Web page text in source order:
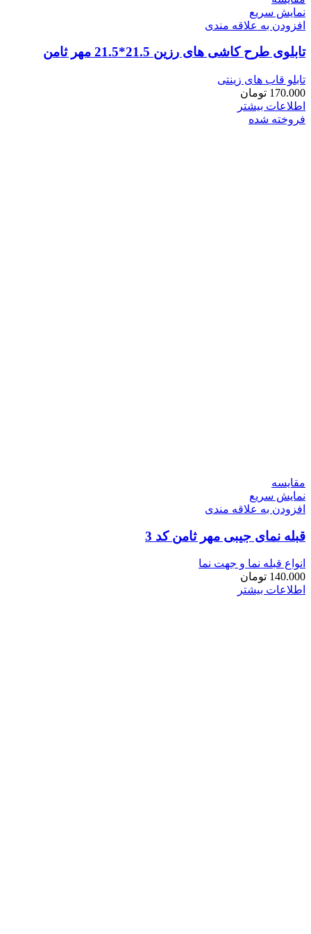
نمایش سریع
افزودن به علاقه مندی
تابلوی طرح کاشی های رزین 21.5*21.5 مهر ثامن
تابلو قاب های زینتی
170.000 تومان
اطلاعات بیشتر
فروخته شده
مقايسه
نمایش سریع
افزودن به علاقه مندی
قبله نمای جیبی مهر ثامن کد 3
انواع قبله نما و جهت نما
140.000 تومان
اطلاعات بیشتر